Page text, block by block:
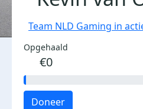
Team NLD Gaming in
Opgehaald
€0
Doneer